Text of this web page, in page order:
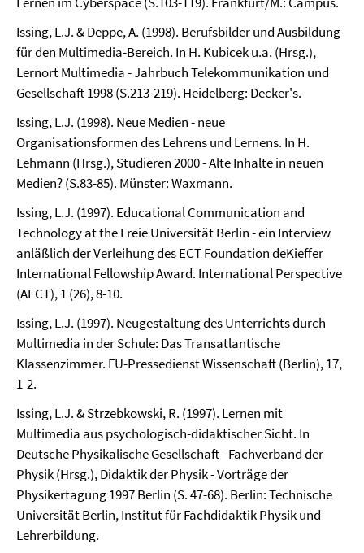
Issing, L.J. & Deppe, A. (1998). Berufsbilder und Ausbildung
für den Multimedia-Bereich. In H. Kubicek u.a. (Hrsg.),
Lernort Multimedia - Jahrbuch Telekommunikation und
Gesellschaft 1998 (S.213-219). Heidelberg: Decker's.
Issing, L.J. (1998). Neue Medien - neue
Organisationsformen des Lehrens und Lernens. In H.
Lehmann (Hrsg.), Studieren 2000 - Alte Inhalte in neuen
Medien? (S.83-85). Münster: Waxmann.
Issing, L.J. (1997). Educational Communication and
Technology at the Freie Universität Berlin - ein Interview
anläßlich der Verleihung des ECT Foundation deKieffer
International Fellowship Award. International Perspective
(AECT), 1 (26), 8-10.
Issing, L.J. (1997). Neugestaltung des Unterrichts durch
Multimedia in der Schule: Das Transatlantische
Klassenzimmer. FU-Pressedienst Wissenschaft (Berlin), 17,
1-2.
Issing, L.J. & Strzebkowski, R. (1997). Lernen mit
Multimedia aus psychologisch-didaktischer Sicht. In
Deutsche Physikalische Gesellschaft - Fachverband der
Physik (Hrsg.), Didaktik der Physik - Vorträge der
Physikertagung 1997 Berlin (S. 47-68). Berlin: Technische
Universität Berlin, Institut für Fachdidaktik Physik und
Lehrerbildung.